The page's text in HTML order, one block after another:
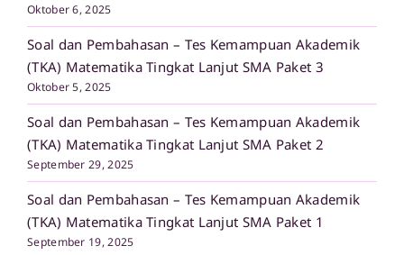
Oktober 6, 2025
Soal dan Pembahasan – Tes Kemampuan Akademik
(TKA) Matematika Tingkat Lanjut SMA Paket 3
Oktober 5, 2025
Soal dan Pembahasan – Tes Kemampuan Akademik
(TKA) Matematika Tingkat Lanjut SMA Paket 2
September 29, 2025
Soal dan Pembahasan – Tes Kemampuan Akademik
(TKA) Matematika Tingkat Lanjut SMA Paket 1
September 19, 2025